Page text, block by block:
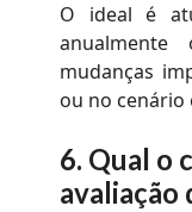
O ideal é
mudanças
ou no cenário
6. Qual o
avaliação